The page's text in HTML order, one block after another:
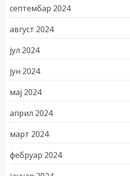
септембар 2024
август 2024
јул 2024
јун 2024
мај 2024
април 2024
март 2024
фебруар 2024